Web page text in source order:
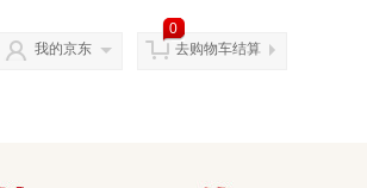
我的京东
0
去购物车结算